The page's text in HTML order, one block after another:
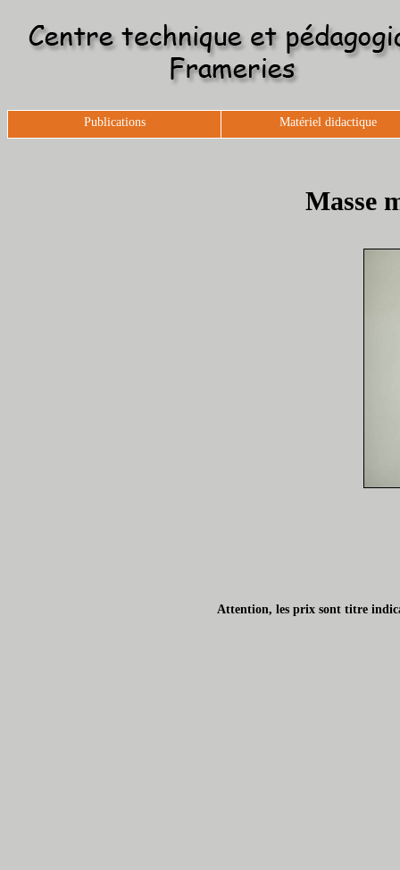
Publications Matériel didactique
Masse
Attention, les prix sont titre